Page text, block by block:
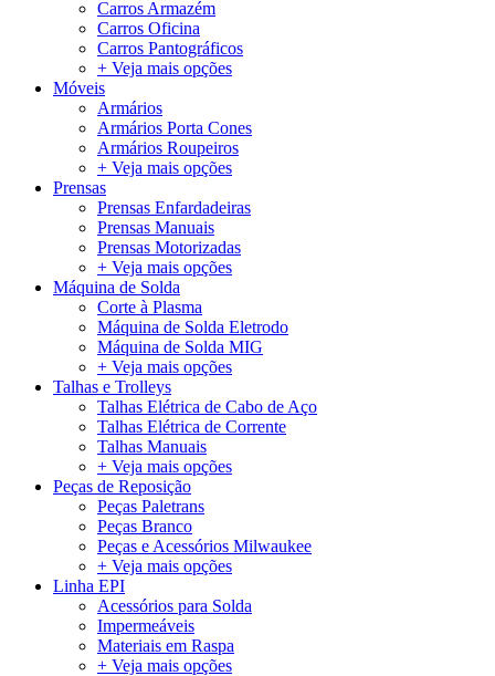
Carros Armazém
Carros Oficina
Carros Pantográficos
+ Veja mais opções
Móveis
Armários
Armários Porta Cones
Armários Roupeiros
+ Veja mais opções
Prensas
Prensas Enfardadeiras
Prensas Manuais
Prensas Motorizadas
+ Veja mais opções
Máquina de Solda
Corte à Plasma
Máquina de Solda Eletrodo
Máquina de Solda MIG
+ Veja mais opções
Talhas e Trolleys
Talhas Elétrica de Cabo de Aço
Talhas Elétrica de Corrente
Talhas Manuais
+ Veja mais opções
Peças de Reposição
Peças Paletrans
Peças Branco
Peças e Acessórios Milwaukee
+ Veja mais opções
Linha EPI
Acessórios para Solda
Impermeáveis
Materiais em Raspa
+ Veja mais opções